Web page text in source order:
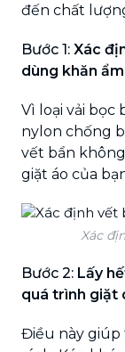
đến chất
Bước 1: Xác
dùng khăn
Vì loại vải bọc
nylon chống
vết bẩn
giặt áo của
Xác
Bước 2: Lấy
quá trình giặt
Điều này giúp